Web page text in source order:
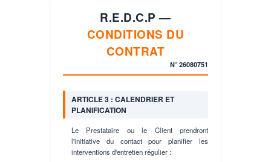
R.E.D.C.P —
CONDITIONS DU
CONTRAT
N° 26080751
ARTICLE 3 : CALENDRIER ET
PLANIFICATION
Le Prestataire ou le Client prendront
l'initiative du contact pour planifier les
interventions d'entretien régulier :